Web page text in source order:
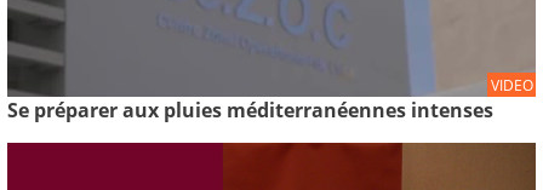
VIDEO
Se préparer aux pluies méditerranéennes intenses